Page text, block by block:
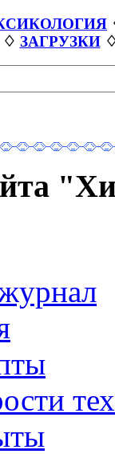
ЗАГРУЗКИ